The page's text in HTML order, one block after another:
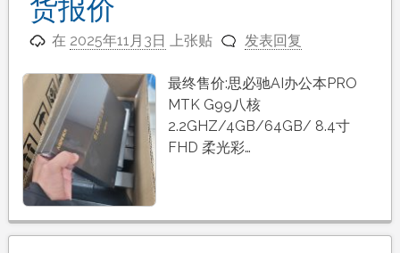
货报价
在 2025年11月3日 上张贴 发表回复
最终售价:思必驰AI办公本PRO
MTK G99八核
2.2GHZ/4GB/64GB/ 8.4寸
FHD 柔光彩…